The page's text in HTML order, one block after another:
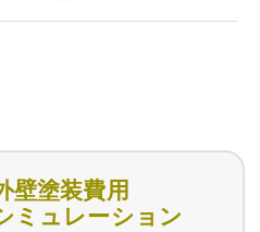
壁塗装費用
ミュレーション